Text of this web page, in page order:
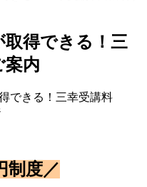
取得できる！三
案内
制度／